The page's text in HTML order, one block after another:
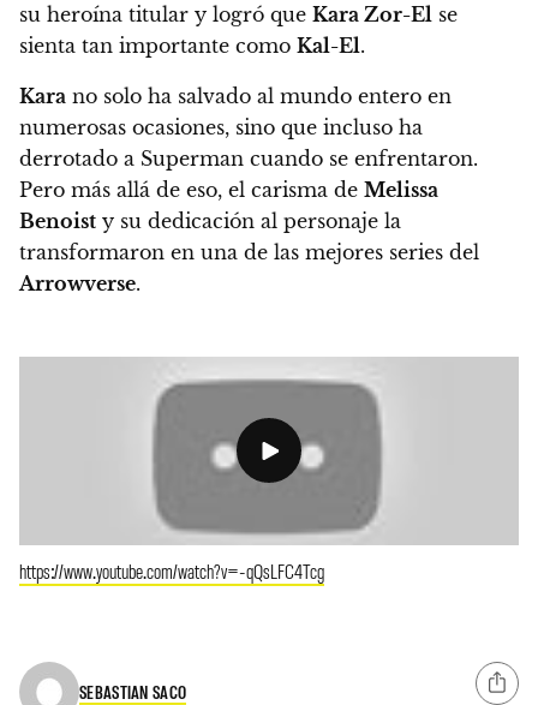
su heroína titular y logró que Kara Zor-El se
sienta tan importante como Kal-El.
Kara no solo ha salvado al mundo entero en
numerosas ocasiones, sino que incluso ha
derrotado a Superman cuando se enfrentaron.
Pero más allá de eso, el carisma de Melissa
Benoist y su dedicación al personaje la
transformaron en una de las mejores series del
Arrowverse.
https://www.youtube.com/watch?v=-qQsLFC4Tcg
SEBASTIAN SACO